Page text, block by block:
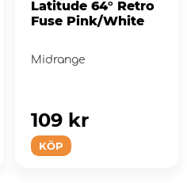
Latitude 64° Retro
Fuse Pink/White
Midrange
KÖP
109 kr